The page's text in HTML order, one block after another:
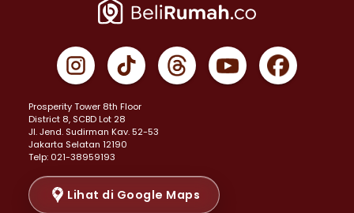
Properti Dijual di Jakarta Pusat >
Properti Dijual di Gambir >
Properti Dijual di Johar Baru >
Properti Dijual di Menteng >
Properti Dijual di Senen >
Properti Dijual di Tanah Abang >
Properti Dijual di Cikini >
Properti Dijual di Kramat >
Properti Dijual di Pasar Baru >
Prosperity Tower 8th Floor
District 8, SCBD Lot 28
JI. Jend. Sudirman Kav. 52-53
Jakarta Selatan 12190
Telp: 021-38959193
Lihat di Google Maps